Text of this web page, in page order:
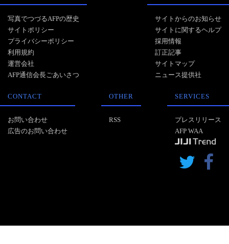
写真でつづるAFPの歴史
サイトポリシー
プライバシーポリシー
利用規約
運営会社
AFP通信会長ごあいさつ
サイトからのお知らせ
サイトに関するヘルプ
採用情報
訂正記事
サイトマップ
ニュース提供社
CONTACT
お問い合わせ
広告のお問い合わせ
OTHER
RSS
SERVICES
プレスリリース
AFP WAA